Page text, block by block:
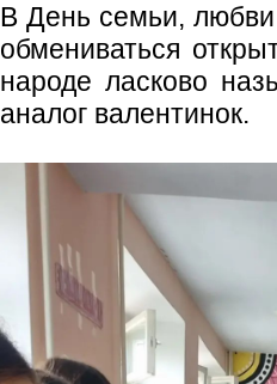
В День семьи,
обмениваться
народе ласково
аналог валентинок.